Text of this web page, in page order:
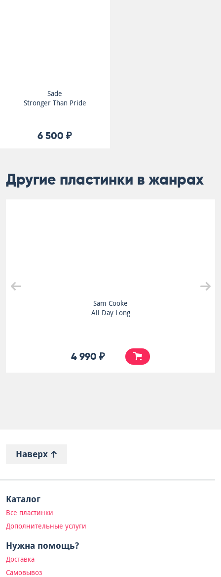
Sade
Stronger Than Pride
6 500 ₽
Другие пластинки в жанрах
Sam Cooke
All Day Long
4 990 ₽
Наверх
Каталог
Все пластинки
Дополнительные услуги
Нужна помощь?
Доставка
Самовывоз